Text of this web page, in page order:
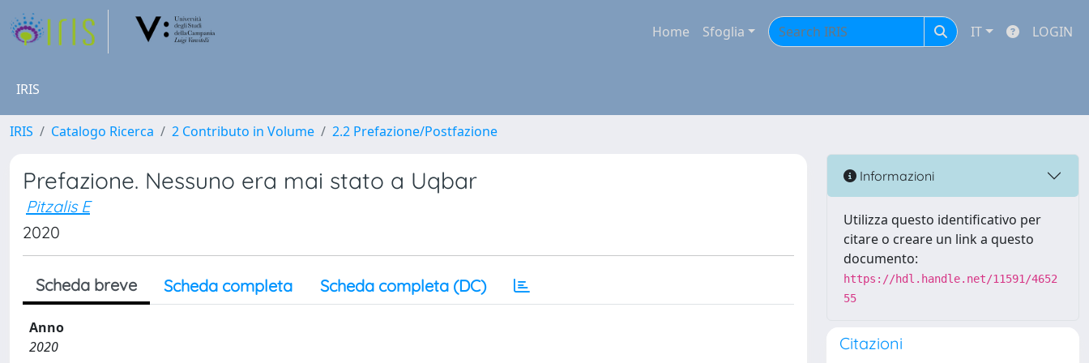
Home Sfoglia IT LOGIN
IRIS
IRIS Catalogo Ricerca 2 Contributo in Volume 2.2 Prefazione/Postfazione
Prefazione. Nessuno era mai stato a Uqbar
Pitzalis E
2020
Scheda breve Scheda completa Scheda completa (DC)
Anno
2020
Informazioni
Utilizza questo identificativo per
citare o creare un link a questo
documento:
https://hdl.handle.net/11591/4652
55
Citazioni